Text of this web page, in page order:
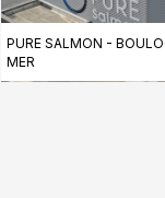
PURE SALMON -
MER